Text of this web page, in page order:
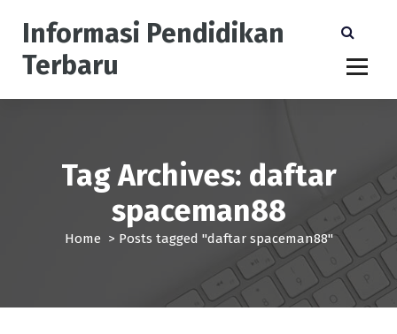
Informasi Pendidikan
Terbaru
Tag Archives: daftar
spaceman88
Home > Posts tagged "daftar spaceman88"